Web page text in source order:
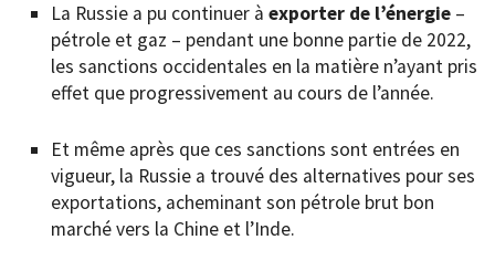
La Russie a pu continuer à exporter de l’énergie –
pétrole et gaz – pendant une bonne partie de 2022,
les sanctions occidentales en la matière n’ayant pris
effet que progressivement au cours de l’année.
Et même après que ces sanctions sont entrées en
vigueur, la Russie a trouvé des alternatives pour ses
exportations, acheminant son pétrole brut bon
marché vers la Chine et l’Inde.